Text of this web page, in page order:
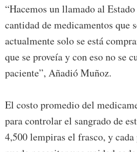
“Hacemos un llamado al
cantidad de medicamentos que
actualmente solo se está
que se proveía y con eso no se
paciente”, Añadió Muñoz.
El costo promedio del
para controlar el sangrado de
4,500 lempiras el frasco, y